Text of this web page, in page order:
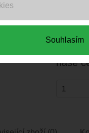
Souhlasím
naše